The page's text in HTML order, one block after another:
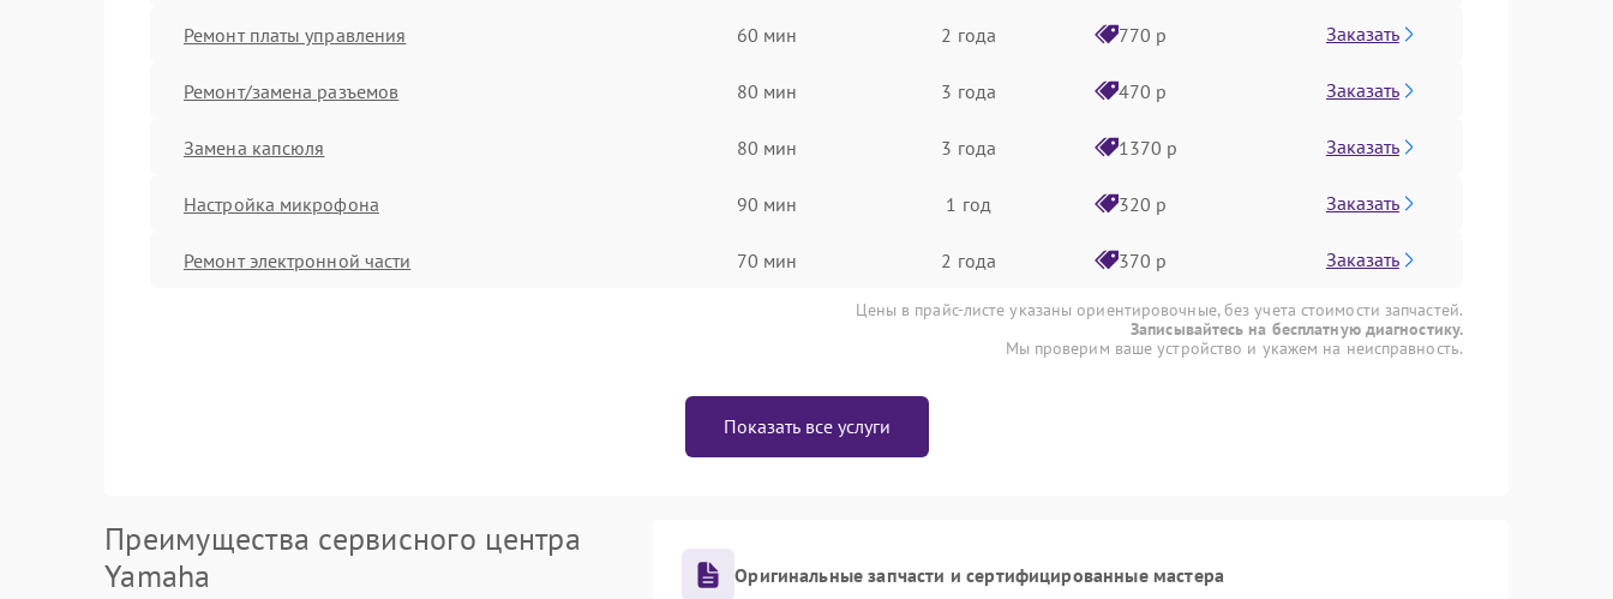
Ремонт платы управления 60 мин 2 года 770 р Заказать
Ремонт/замена разъемов 80 мин 3 года 470 р Заказать
Замена капсюля 80 мин 3 года 1370 р Заказать
Настройка микрофона 90 мин 1 год 320 р Заказать
Ремонт электронной части 70 мин 2 года 370 р Заказать
Цены в прайс-листе указаны ориентировочные, без учета стоимости запчастей.
Записывайтесь на бесплатную диагностику.
Мы проверим ваше устройство и укажем на неисправность.
Показать все услуги
Преимущества сервисного центра
Yamaha
Оригинальные запчасти и сертифицированные мастера